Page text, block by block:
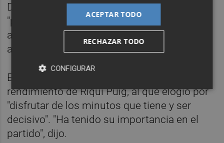
Dembélé por Trincao en la segunda parte
"porque no queríamos perder balones y
arriesgar" y había que darle "frescura al
ataque".
El entrenador se mostró feliz por el
rendimiento de Riqui Puig, al que elogió por
"disfrutar de los minutos que tiene y ser
decisivo". "Ha tenido su importancia en el
partido", dijo.
ACEPTAR TODO
RECHAZAR TODO
CONFIGURAR